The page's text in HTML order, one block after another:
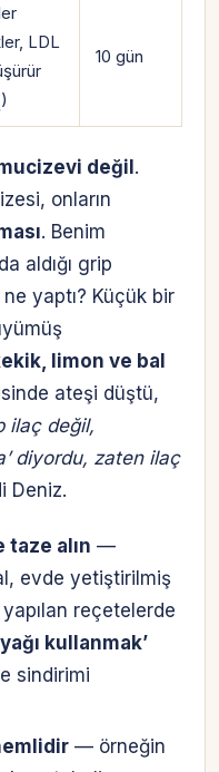
LDL
)
10 gün
değil .
onların
. Benim
aldığı grip
ne yaptı? Küçük bir
limon ve bal
ateşi düştü,
ilaç değil,
diyordu, zaten ilaç
Deniz.
alın —
evde yetiştirilmiş
reçetelerde
kullanmak’
sindirimi
— örneğin